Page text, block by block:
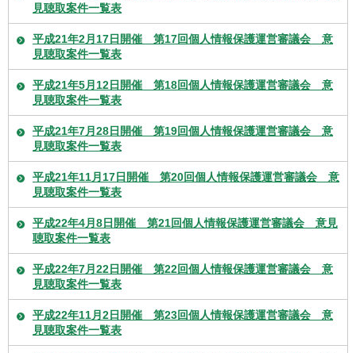
見聴取案件一覧表
平成21年2月17日開催 第17回個人情報保護運営審議会 意
見聴取案件一覧表
平成21年5月12日開催 第18回個人情報保護運営審議会 意
見聴取案件一覧表
平成21年7月28日開催 第19回個人情報保護運営審議会 意
見聴取案件一覧表
平成21年11月17日開催 第20回個人情報保護運営審議会 意
見聴取案件一覧表
平成22年4月8日開催 第21回個人情報保護運営審議会 意見
聴取案件一覧表
平成22年7月22日開催 第22回個人情報保護運営審議会 意
見聴取案件一覧表
平成22年11月2日開催 第23回個人情報保護運営審議会 意
見聴取案件一覧表